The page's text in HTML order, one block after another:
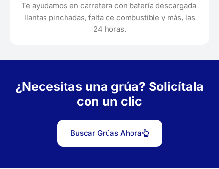
Te ayudamos en carretera con batería descargada,
llantas pinchadas, falta de combustible y más, las
24 horas.
¿Necesitas una grúa? Solicítala
con un clic
Buscar Grúas Ahora